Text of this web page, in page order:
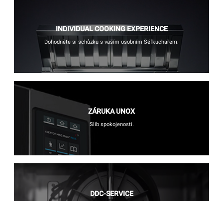
INDIVIDUAL COOKING EXPERIENCE
Dohodněte si schůzku s vaším osobním Šéfkuchařem.
ZÁRUKA UNOX
Slib spokojenosti.
DDC-SERVICE